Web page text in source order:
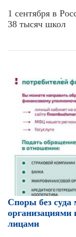
1 сентября в
38 тысяч школ
Cпоры без
организациями
лицами